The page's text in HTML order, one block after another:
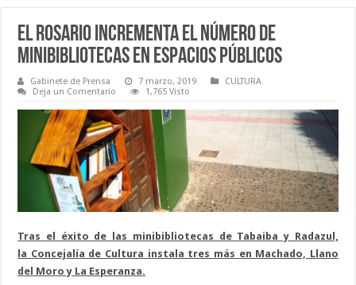
El Rosario incrementa el número de
minibibliotecas en espacios públicos
Gabinete de Prensa 7 marzo, 2019
CULTURA
Deja un Comentario
1,765 Visto
Tras el éxito de las minibibliotecas de Tabaiba y Radazul,
la Concejalía de Cultura instala tres más en Machado, Llano
del Moro y La Esperanza.